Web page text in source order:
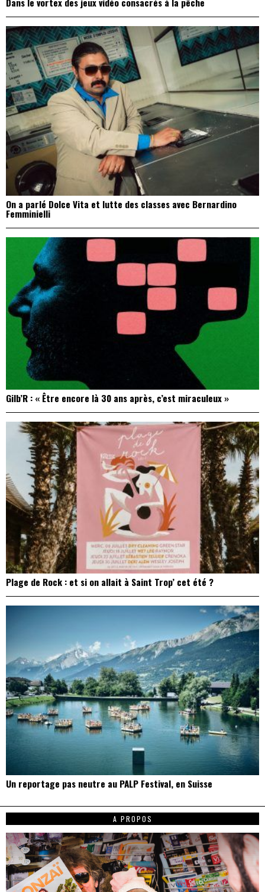
On a parlé Dolce Vita et lutte des classes avec Bernardino
Femminielli
Gilb’R : « Être encore là 30 ans après, c’est miraculeux »
Plage de Rock : et si on allait à Saint Trop’ cet été ?
Un reportage pas neutre au PALP Festival, en Suisse
A PROPOS